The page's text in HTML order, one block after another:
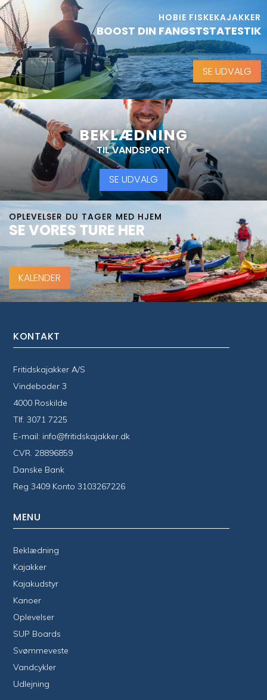
HOBIE FISKEKAJAKKER
BOOST DIN FANGSTSTATESTIK
SE UDVALG
BEKLÆDNING
TIL VANDSPORT
SE UDVALG
OPLEVELSER DU TAGER MED HJEM
SE VORES TURE HER
KALENDER
KONTAKT
Fritidskajakker A/S
Vindeboder 3
4000 Roskilde
Tlf.3071 7225
E-mail: info@fritidskajakker.dk
CVR. 28896859
Danske Bank
Reg 3409 Konto 3103267226
MENU
Beklædning
Kajakker
Kajakudstyr
Kanoer
Oplevelser
SUP Boards
Svømmeveste
Vandcykler
Udlejning